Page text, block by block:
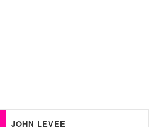
JOHN LEVEE